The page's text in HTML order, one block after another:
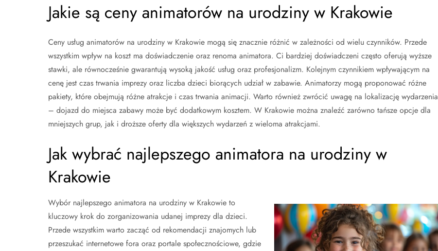
Jakie są ceny animatorów na urodziny w Krakowie
Ceny usług animatorów na urodziny w Krakowie mogą się znacznie różnić w zależności od wielu czynników. Przede
wszystkim wpływ na koszt ma doświadczenie oraz renoma animatora. Ci bardziej doświadczeni często oferują wyższe
stawki, ale równocześnie gwarantują wysoką jakość usług oraz profesjonalizm. Kolejnym czynnikiem wpływającym na
cenę jest czas trwania imprezy oraz liczba dzieci biorących udział w zabawie. Animatorzy mogą proponować różne
pakiety, które obejmują różne atrakcje i czas trwania animacji. Warto również zwrócić uwagę na lokalizację wydarzenia
– dojazd do miejsca zabawy może być dodatkowym kosztem. W Krakowie można znaleźć zarówno tańsze opcje dla
mniejszych grup, jak i droższe oferty dla większych wydarzeń z wieloma atrakcjami.
Jak wybrać najlepszego animatora na urodziny w
Krakowie
Wybór najlepszego animatora na urodziny w Krakowie to
kluczowy krok do zorganizowania udanej imprezy dla dzieci.
Przede wszystkim warto zacząć od rekomendacji znajomych lub
przeszukać internetowe fora oraz portale społecznościowe, gdzie